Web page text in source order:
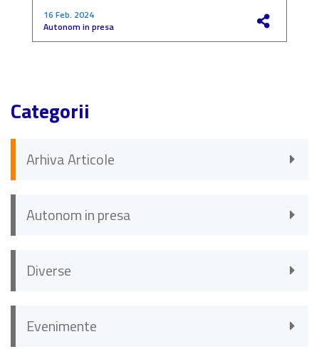
16 Feb. 2024
Autonom in presa
Categorii
Arhiva Articole
Autonom in presa
Diverse
Evenimente